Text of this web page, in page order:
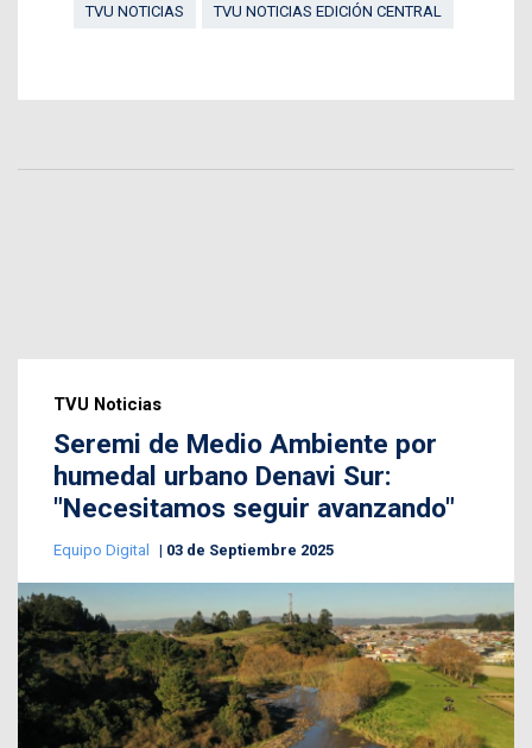
TVU NOTICIAS
TVU NOTICIAS EDICIÓN CENTRAL
TVU Noticias
Seremi de Medio Ambiente por
humedal urbano Denavi Sur:
"Necesitamos seguir avanzando"
Equipo Digital 03 de Septiembre 2025